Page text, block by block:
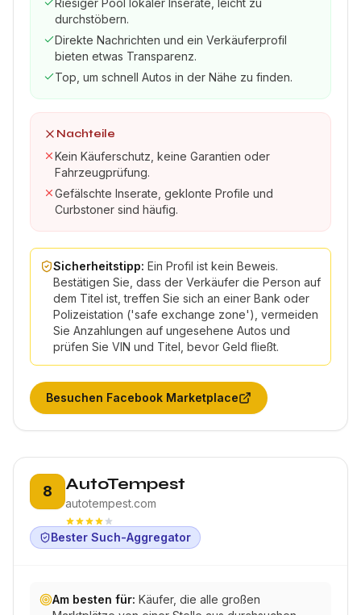
Riesiger Pool lokaler Inserate, leicht zu
durchstöbern.
Direkte Nachrichten und ein Verkäuferprofil
bieten etwas Transparenz.
Top, um schnell Autos in der Nähe zu finden.
Nachteile
Kein Käuferschutz, keine Garantien oder
Fahrzeugprüfung.
Gefälschte Inserate, geklonte Profile und
Curbstoner sind häufig.
Sicherheitstipp: Ein Profil ist kein Beweis.
Bestätigen Sie, dass der Verkäufer die Person auf
dem Titel ist, treffen Sie sich an einer Bank oder
Polizeistation ('safe exchange zone'), vermeiden
Sie Anzahlungen auf ungesehene Autos und
prüfen Sie VIN und Titel, bevor Geld fließt.
Besuchen Facebook Marketplace
8 Platz 8:
AutoTempest
autotempest.com
Bester Such-Aggregator
Am besten für: Käufer, die alle großen